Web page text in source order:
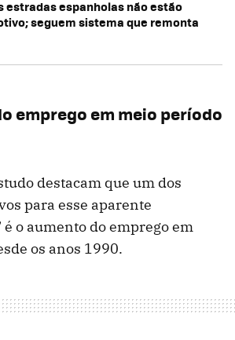
estradas espanholas não estão
seguem sistema que remonta
emprego em meio período
destacam que um dos
para esse aparente
é o aumento do emprego em
os anos 1990.